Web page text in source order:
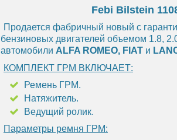
Febi Bilstein
Продается фабричный новый с
бензиновых двигателей объемом 1.8,
автомобили ALFA ROMEO, FIAT и
КОМПЛЕКТ ГРМ ВКЛЮЧАЕТ:
Ремень ГРМ.
Натяжитель.
Ведущий ролик.
Параметры ремня ГРМ: